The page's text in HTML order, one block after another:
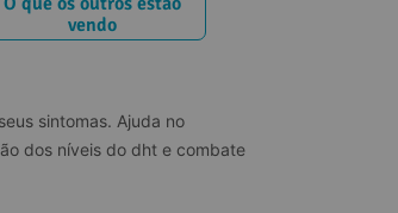
vendo
sintomas. Ajuda no
dos níveis do dht e combate